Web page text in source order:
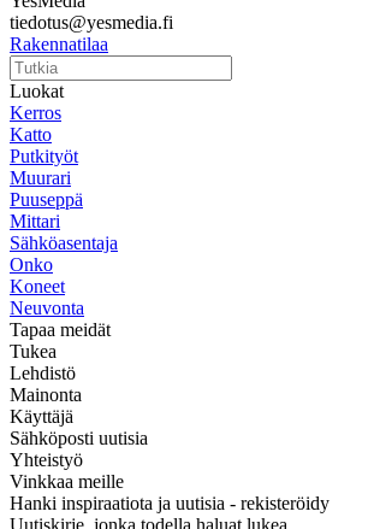
tiedotus@yesmedia.fi
Rakennatilaa
Luokat
Kerros
Katto
Putkityöt
Muurari
Puuseppä
Mittari
Sähköasentaja
Onko
Koneet
Neuvonta
Tapaa meidät
Tukea
Lehdistö
Mainonta
Käyttäjä
Sähköposti uutisia
Yhteistyö
Vinkkaa meille
Hanki inspiraatiota ja uutisia - rekisteröidy